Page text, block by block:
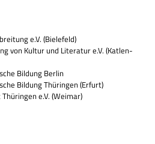
e.V. (Bie­le­feld)
von Kul­tur und Lite­ra­tur e.V. (Kat­len­
Bil­dung Berlin
Bil­dung Thü­rin­gen (Erfurt)
e.V. (Wei­mar)